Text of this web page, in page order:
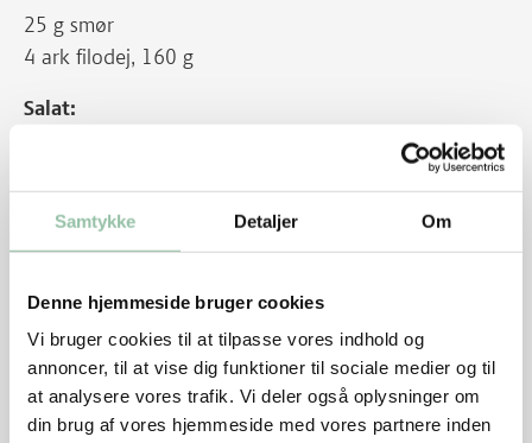
Samtykke Detaljer Om
Denne hjemmeside bruger cookies
Vi bruger cookies til at tilpasse vores indhold og
annoncer, til at vise dig funktioner til sociale medier og til
at analysere vores trafik. Vi deler også oplysninger om
din brug af vores hjemmeside med vores partnere inden
25 g smør
4 ark filodej, 160 g
Salat:
½ citron
Et par kviste frisk timian
Sådan gør du
Varm olie på en pande ved god varme.
Steg kødet til alt har skiftet farve og er gennemstegt.